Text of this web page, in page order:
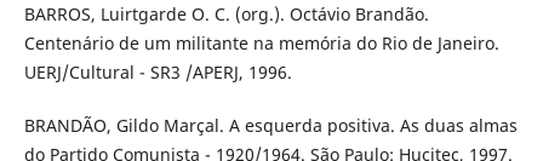
BARROS, Luirtgarde O. C. (org.). Octávio Brandão.
Centenário de um militante na memória do Rio de Janeiro.
UERJ/Cultural - SR3 /APERJ, 1996.
BRANDÃO, Gildo Marçal. A esquerda positiva. As duas almas
do Partido Comunista - 1920/1964. São Paulo: Hucitec, 1997.